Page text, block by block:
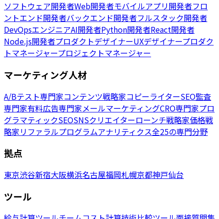
ソフトウェア開発者Web開発者モバイルアプリ開発者フロ
ントエンド開発者バックエンド開発者フルスタック開発者
DevOpsエンジニアAI開発者Python開発者React開発者
Node.js開発者プロダクトデザイナーUXデザイナープロダク
トマネージャープロジェクトマネージャー
マーケティング人材
A/Bテスト専門家コンテンツ戦略家コピーライターSEO監査
専門家有料広告専門家メールマーケティングCRO専門家プロ
グラマティックSEOSNSクリエイターローンチ戦略家価格戦
略家リファラルプログラムアナリティクス全25の専門分野
拠点
東京渋谷新宿大阪横浜名古屋福岡札幌京都神戸仙台
ツール